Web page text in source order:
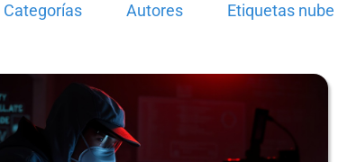
Categorías Autores Etiquetas nube